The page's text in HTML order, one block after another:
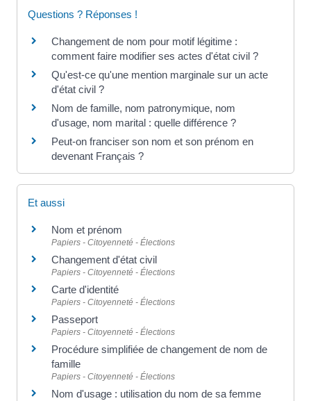
Questions ? Réponses !
Changement de nom pour motif légitime :
comment faire modifier ses actes d'état civil ?
Qu'est-ce qu'une mention marginale sur un acte
d'état civil ?
Nom de famille, nom patronymique, nom
d'usage, nom marital : quelle différence ?
Peut-on franciser son nom et son prénom en
devenant Français ?
Et aussi
Nom et prénom
Papiers - Citoyenneté - Élections
Changement d'état civil
Papiers - Citoyenneté - Élections
Carte d'identité
Papiers - Citoyenneté - Élections
Passeport
Papiers - Citoyenneté - Élections
Procédure simplifiée de changement de nom de
famille
Papiers - Citoyenneté - Élections
Nom d'usage : utilisation du nom de sa femme